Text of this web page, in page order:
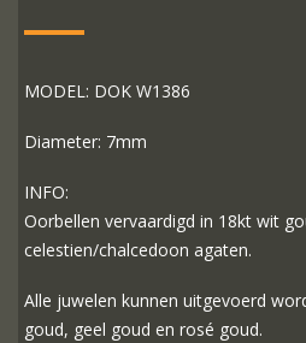
MODEL: DOK W1386
Diameter: 7mm
INFO:
Oorbellen vervaardigd in 18kt wit
celestien/chalcedoon agaten.
Alle juwelen kunnen uitgevoerd
goud, geel goud en rosé goud.